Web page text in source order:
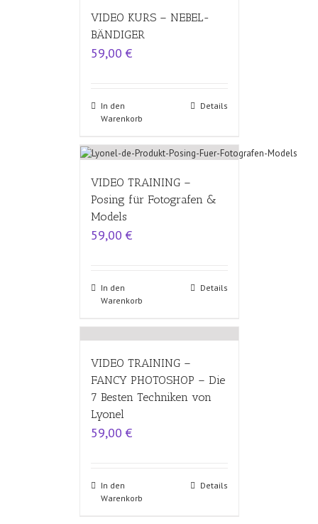
VIDEO KURS – NEBEL-
BÄNDIGER
59,00 €
In den
Warenkorb
Details
VIDEO TRAINING –
Posing für Fotografen &
Models
59,00 €
In den
Warenkorb
Details
VIDEO TRAINING –
FANCY PHOTOSHOP – Die
7 Besten Techniken von
Lyonel
59,00 €
In den
Warenkorb
Details